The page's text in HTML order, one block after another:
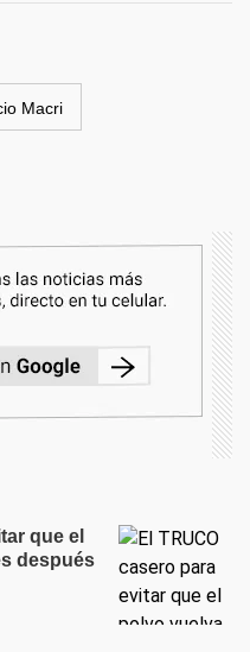
Macri
que el
después